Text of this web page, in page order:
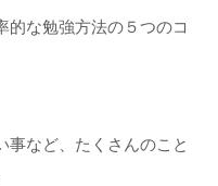
的な勉強方法の５つのコ
事など、たくさんのこと